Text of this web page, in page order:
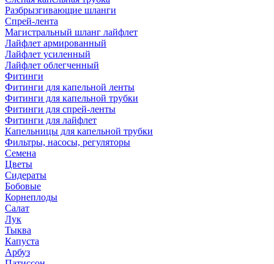
Разбрызгивающие шланги
Спрей-лента
Магистральный шланг лайфлет
Лайфлет армированный
Лайфлет усиленный
Лайфлет облегченный
Фитинги
Фитинги для капельной ленты
Фитинги для капельной трубки
Фитинги для спрей-ленты
Фитинги для лайфлет
Капельницы для капельной трубки
Фильтры, насосы, регуляторы
Семена
Цветы
Сидераты
Бобовые
Корнеплоды
Салат
Лук
Тыква
Капуста
Арбуз